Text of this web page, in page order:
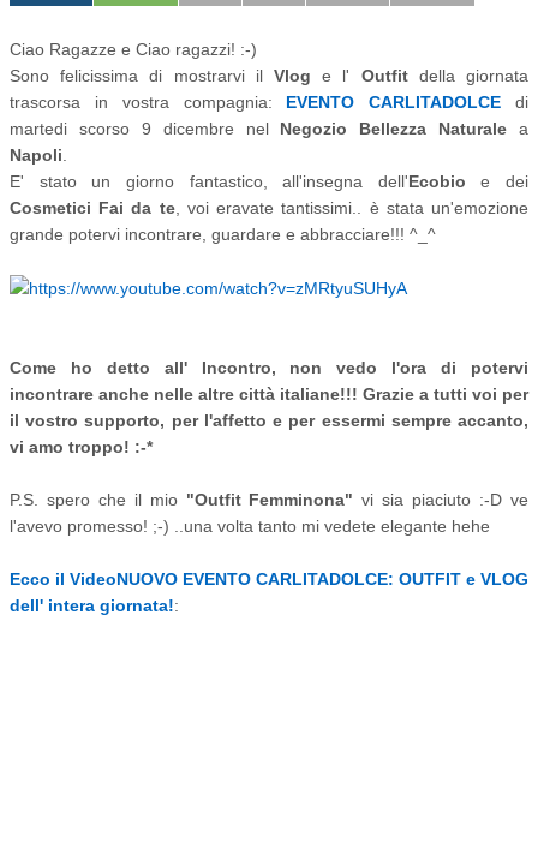
Ciao Ragazze e Ciao ragazzi! :-)
Sono felicissima di mostrarvi il Vlog e l' Outfit della giornata
trascorsa in vostra compagnia: EVENTO CARLITADOLCE di
martedi scorso 9 dicembre nel Negozio Bellezza Naturale a
Napoli
E' stato un giorno fantastico, all'insegna dell'Ecobio e dei
Cosmetici Fai da te, voi eravate tantissimi.. è stata un'emozione
grande potervi incontrare, guardare e abbracciare!!! ^_^
Come ho detto all' Incontro, non vedo l'ora di potervi
incontrare anche nelle altre città italiane!!! Grazie a tutti voi per
il vostro supporto, per l'affetto e per essermi sempre accanto,
vi amo troppo! :-*
P.S. spero che il mio "Outfit Femminona" vi sia piaciuto :-D ve
l'avevo promesso! ;-) ..una volta tanto mi vedete elegante hehe
Ecco il VideoNUOVO EVENTO CARLITADOLCE: OUTFIT e VLOG
dell' intera giornata!: